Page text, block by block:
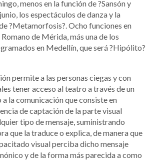
menos en la función de ?Sansón y
los espectáculos de danza y la
?Metamorfosis?. Ocho funciones en
de Mérida, más una de los
en Medellín, que será ?Hipólito?
permite a las personas ciegas y con
tener acceso al teatro a través de un
la comunicación que consiste en
de captación de la parte visual
tipo de mensaje, suministrando
que la traduce o explica, de manera que
visual perciba dicho mensaje
y de la forma más parecida a como